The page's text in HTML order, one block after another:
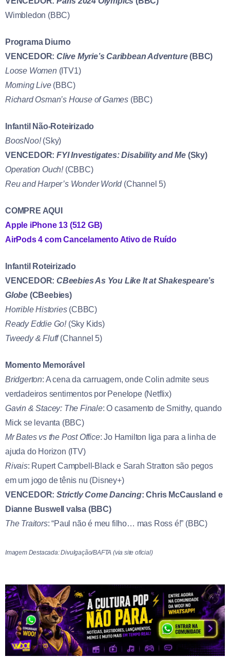
Wimbledon (BBC)
Programa Diurno
VENCEDOR: Clive Myrie’s Caribbean Adventure(BBC)
Loose Women(ITV1)
Morning Live(BBC)
Richard Osman’s House of Games (BBC)
Infantil Não-Roteirizado
BoosNoo!(Sky)
VENCEDOR: FYI Investigates: Disability and Me (Sky)
Operation Ouch!(CBBC)
Reu and Harper’s Wonder World(Channel 5)
COMPRE AQUI
Apple iPhone 13 (512 GB)
AirPods 4 com Cancelamento Ativo de Ruído
Infantil Roteirizado
VENCEDOR: CBeebies As You Like It at Shakespeare’s
Globe (CBeebies)
Horrible Histories(CBBC)
Ready Eddie Go!(Sky Kids)
Tweedy & Fluff(Channel 5)
Momento Memorável
Bridgerton: A cena da carruagem, onde Colin admite seus
verdadeiros sentimentos por Penelope (Netflix)
Gavin & Stacey: The Finale: O casamento de Smithy, quando
Mick se levanta (BBC)
Mr Bates vs the Post Office: Jo Hamilton liga para a linha de
ajuda do Horizon (ITV)
Rivais: Rupert Campbell-Black e Sarah Stratton são pegos
em um jogo de tênis nu (Disney+)
VENCEDOR: Strictly Come Dancing: Chris McCausland e
Dianne Buswell valsa (BBC)
The Traitors: “Paul não é meu filho… mas Ross é!” (BBC)
Imagem Destacada: Divulgação/BAFTA (via site oficial)